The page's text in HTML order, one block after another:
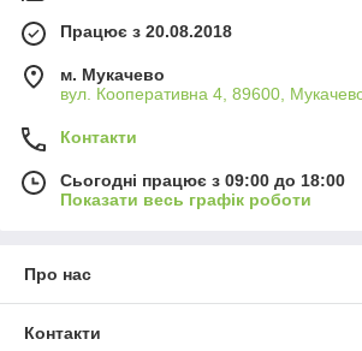
Працює з 20.08.2018
м. Мукачево
вул. Кооперативна 4, 89600,
Контакти
Сьогодні працює з 09:00 до 18:00
Показати весь графік роботи
Про нас
Контакти